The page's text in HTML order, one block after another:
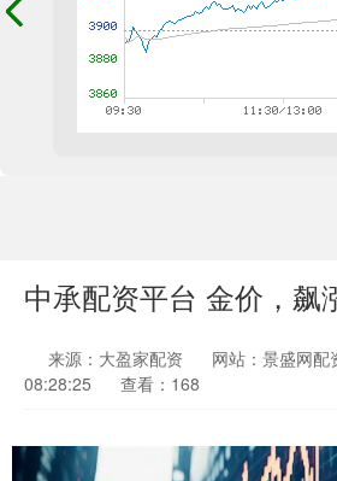
中承配资平台 金价，飙
来源：大盈家配资 网站：景盛网配
08:28:25
查看：168